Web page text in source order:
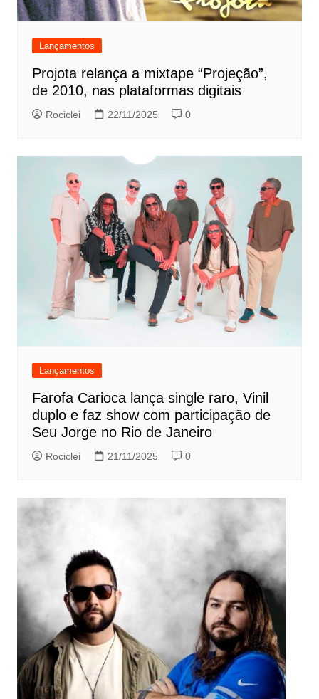
Lançamentos
Projota relança a mixtape “Projeção”,
de 2010, nas plataformas digitais
Rociclei 22/11/2025 0
Lançamentos
Farofa Carioca lança single raro, Vinil
duplo e faz show com participação de
Seu Jorge no Rio de Janeiro
Rociclei 21/11/2025 0